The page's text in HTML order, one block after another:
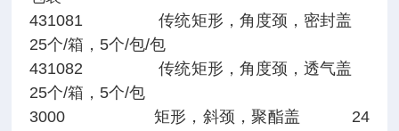
431081 传统矩形，角度颈，密封盖
25个/箱，5个/包/包
431082 传统矩形，角度颈，透气盖
25个/箱，5个/包
3000 矩形，斜颈，聚酯盖 24